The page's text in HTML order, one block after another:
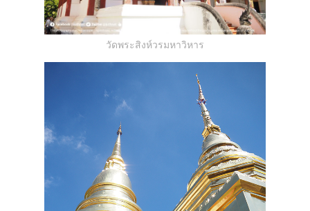
วัดพระสิงห์วรมหาวิหาร